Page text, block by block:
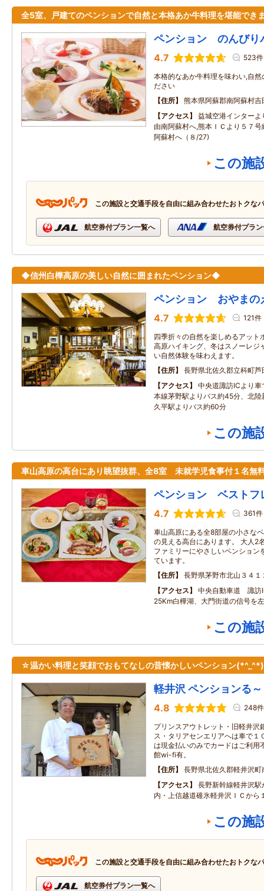
全5室、戸建てのペンションで自然と本格あか牛料理を堪能でき
ペンション のんびり
4.7 523件
本格的なあか牛料理を味わい,自
ださい
住所
熊本県阿蘇郡南阿蘇村
アクセス
益城空港インター
由南阿蘇村へ,熊本ＩＣより５７
阿蘇村へ（８/27)
この施
この施設と交通手段を自由に組み合わせたおトクな
航空券付プラン一覧へ 航空券付プラ
◆信州白樺高原の美しい自然に囲まれたペンション◆
ペンション おやまの
4.7 121件
四季折々の自然を楽しめるアット
高原ハイキング、冬はスノーレジ
い自然体験を味わえます。
住所
長野県北佐久郡立科町
アクセス
中央道諏訪ICより
本線茅野駅よりバス約45分、北陸
久平駅よりバス約60分
この施
車山高原の高台にあり眺望抜群、全8室 未就学児食事付１名無
ペンション ベストフ
4.7 361件
車山高原にある全8部屋の小さな
の見える高台にあります。 大人2
ファミリーにやさしいペンション
ています。
住所
長野県茅野市北山３４１
アクセス
中央自動車道 諏訪
25Km白樺湖、大門街道の信号を
この施
☆温かい料理と笑顔でおもてなしの昔懐かしいペンション
軽井沢 ペンションる
4.8 248件
プリンスアウトレット・旧軽井沢
ス・タリアセンエリアへは車で１
は現金払いのみでカードはご利用
館wi-fi有。
住所
長野県北佐久郡軽井沢
アクセス
長野新幹線軽井沢
内・上信越道碓氷軽井沢ＩＣから
この施
この施設と交通手段を自由に組み合わせたおトクな
航空券付プラン一覧へ